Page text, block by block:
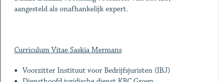
aangesteld als onafhankelijk expert.
Curriculum Vitae Saskia Mermans
Voorzitter Instituut voor Bedrijfsjuristen (IBJ)